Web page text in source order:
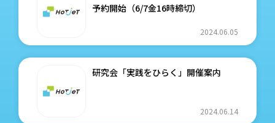
予約開始（6/7金16時締切）
2024.06.05
研究会「実践をひらく」開催案内
2024.06.14